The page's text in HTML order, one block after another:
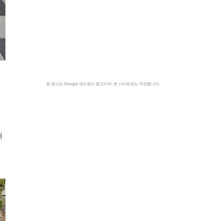
본 광고는 Google 애드센스 광고이며, 본 사이트와는 무관합니다.